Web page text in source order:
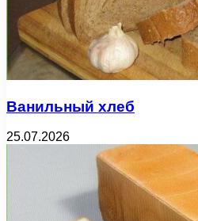
Ванильный хлеб
25.07.2026